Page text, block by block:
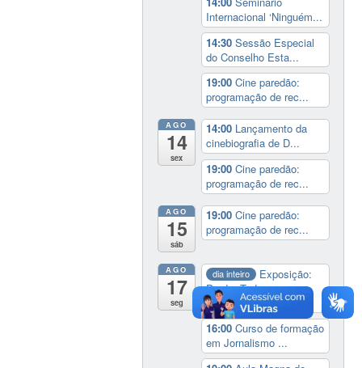
Internacional ‘Ninguém...
14:30Sessão Especial
do Conselho Esta...
19:00Cine paredão:
programação de rec...
AGO
14
sex
14:00 Lançamento da
cinebiografia de D...
19:00Cine paredão:
programação de rec...
AGO
15
sáb
19:00Cine paredão:
programação de rec...
AGO
17
seg
dia inteiro
Exposição:
Perder Tudo.
Novament...
16:00Curso de formação
em Jornalismo ...